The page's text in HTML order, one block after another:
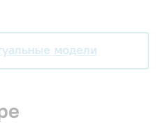
модели